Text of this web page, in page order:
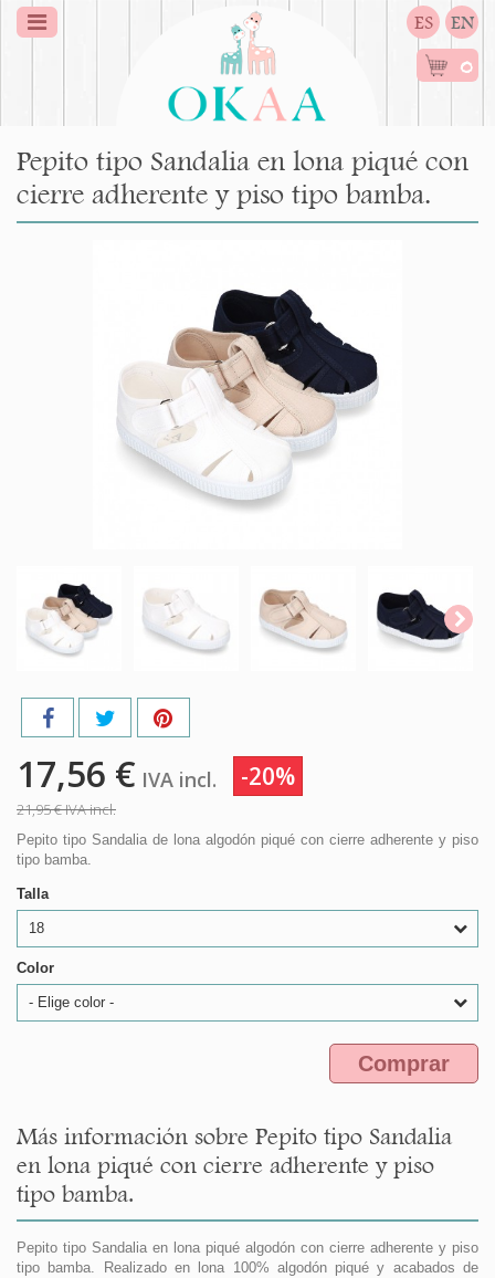
ES EN
0
Pepito tipo Sandalia en lona piqué con
cierre adherente y piso tipo bamba.
17,56 € IVA incl. -20%
21,95 €IVA incl.
Pepito tipo Sandalia de lona algodón piqué con cierre adherente y piso
tipo bamba.
Talla
18
Color
- Elige color -
Comprar
Más información sobre Pepito tipo Sandalia
en lona piqué con cierre adherente y piso
tipo bamba.
Pepito tipo Sandalia en lona piqué algodón con cierre adherente y piso
tipo bamba. Realizado en lona 100% algodón piqué y acabados de